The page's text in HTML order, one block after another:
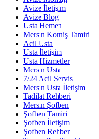
Avize İletişim
Avize Blog
Usta Hemen
Mersin Korniş Tamiri
Acil Usta
Usta İletişim
Usta Hizmetler
Mersin Usta
7/24 Acil Servis
Mersin Usta İletişim
Tadilat Rehberi
Mersin Şofben
Şofben Tamiri
Şofben İletişim
Şofben Rehber